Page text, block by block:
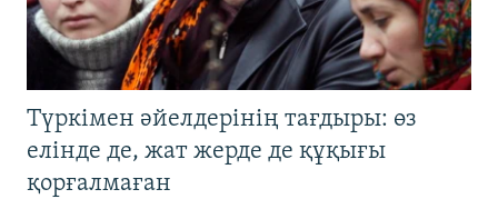
Түркімен әйелдерінің тағдыры: өз
елінде де, жат жерде де құқығы
қорғалмаған